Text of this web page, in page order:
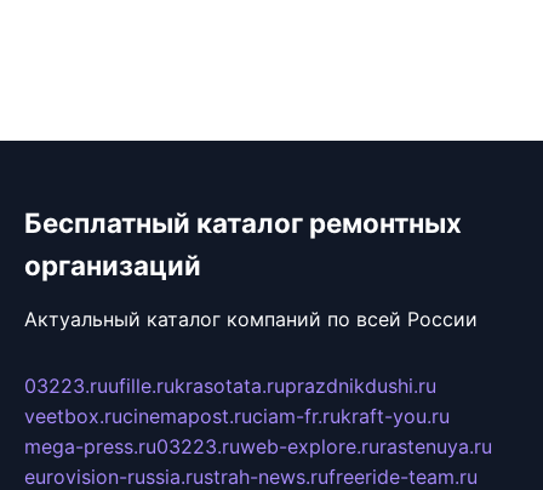
Бесплатный каталог ремонтных
организаций
Актуальный каталог компаний по всей России
03223.ruufille.rukrasotata.ruprazdnikdushi.ru
veetbox.rucinemapost.ruciam-fr.rukraft-you.ru
mega-press.ru03223.ruweb-explore.rurastenuya.ru
eurovision-russia.rustrah-news.rufreeride-team.ru